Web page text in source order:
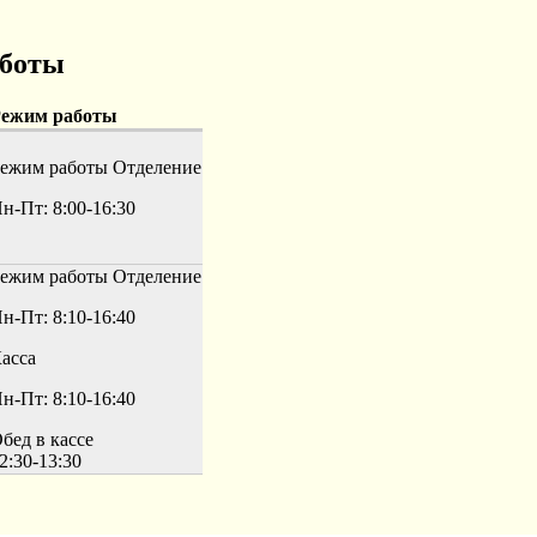
работы
работы Отделение
Пт: 8:00-16:30
работы Отделение
Пт: 8:10-16:40
Пт: 8:10-16:40
в кассе
13:30